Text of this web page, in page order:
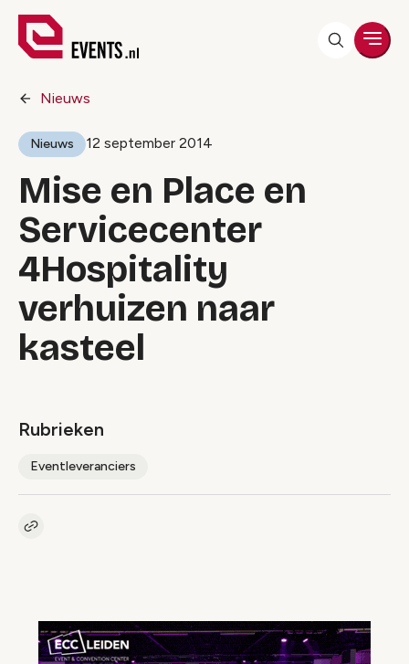
Nieuws
Nieuws 12 september 2014
Mise en Place en
Servicecenter
4Hospitality
verhuizen naar
kasteel
Rubrieken
Eventleveranciers
Kopieer link naar artikel